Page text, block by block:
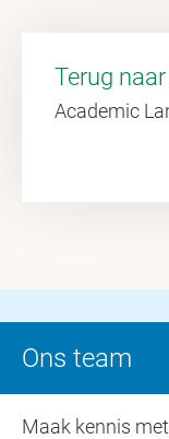
Terug
Academic
Ons team
Maak kennis